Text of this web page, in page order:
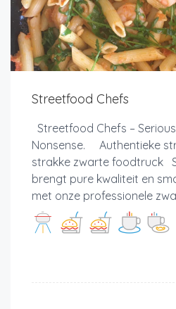
Streetfood Chefs
Streetfood Chefs –
Nonsense. Authentieke
strakke zwarte foodtruck
brengt pure kwaliteit en
met onze professionele